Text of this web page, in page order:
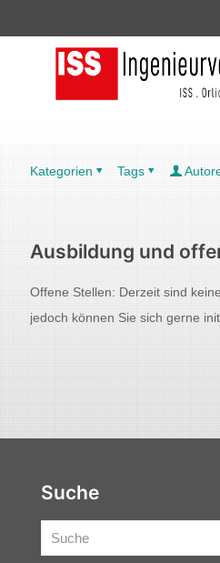
Kategorien Tags
Ausbildung und
Offene Stellen: Derzeit sind
jedoch können Sie sich gerne
Suche